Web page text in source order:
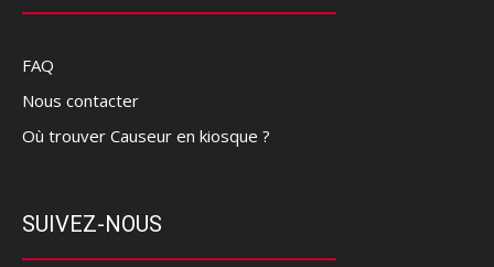
FAQ
Nous contacter
Où trouver Causeur en kiosque ?
SUIVEZ-NOUS